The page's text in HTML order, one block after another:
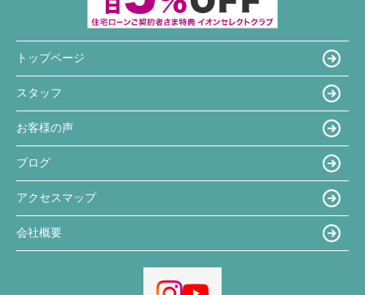
トップページ
スタッフ
お客様の声
ブログ
アクセスマップ
会社概要